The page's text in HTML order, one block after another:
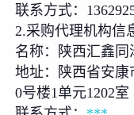
联系方式：
2.采购代理机构信
名称：陕西汇鑫同
地址：陕西省安康
0号楼1单元1202室